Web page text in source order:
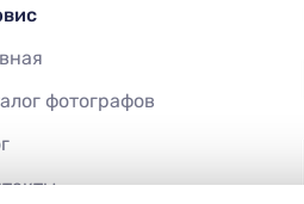
фотографов